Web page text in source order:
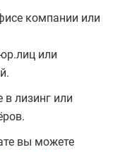
компании или
или
в лизинг или
вы можете